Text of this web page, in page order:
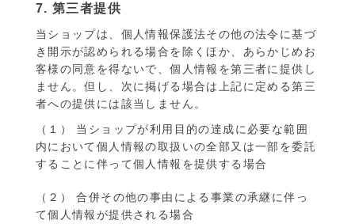
7. 第三者提供
当ショップは、個人情報保護法その他の法令に基づ
き開示が認められる場合を除くほか、あらかじめお
客様の同意を得ないで、個人情報を第三者に提供し
ません。但し、次に掲げる場合は上記に定める第三
者への提供には該当しません。
（１） 当ショップが利用目的の達成に必要な範囲
内において個人情報の取扱いの全部又は一部を委託
することに伴って個人情報を提供する場合
（２） 合併その他の事由による事業の承継に伴っ
て個人情報が提供される場合